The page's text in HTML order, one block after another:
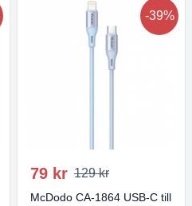
-39%
79 kr 129 kr
McDodo CA-1864 USB-C till